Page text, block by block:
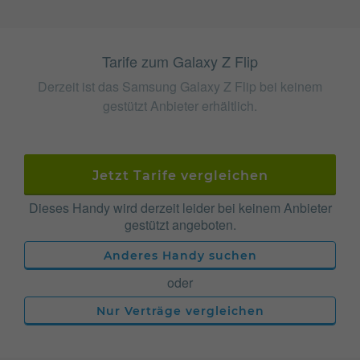
Tarife zum Galaxy Z Flip
Derzeit ist das Samsung Galaxy Z Flip bei keinem
gestützt Anbieter erhältlich.
Jetzt Tarife vergleichen
Dieses Handy wird derzeit leider bei keinem Anbieter
gestützt angeboten.
Anderes Handy suchen
oder
Nur Verträge vergleichen